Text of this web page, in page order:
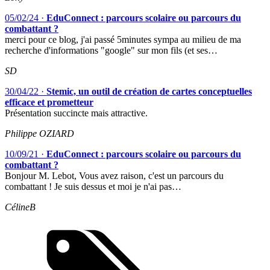
05/02/24 · EduConnect : parcours scolaire ou parcours du
combattant ?
merci pour ce blog, j'ai passé 5minutes sympa au milieu de ma
recherche d'informations "google" sur mon fils (et ses…
SD
30/04/22 · Stemic, un outil de création de cartes conceptuelles
efficace et prometteur
Présentation succincte mais attractive.
Philippe OZIARD
10/09/21 · EduConnect : parcours scolaire ou parcours du
combattant ?
Bonjour M. Lebot, Vous avez raison, c'est un parcours du
combattant ! Je suis dessus et moi je n'ai pas…
CélineB